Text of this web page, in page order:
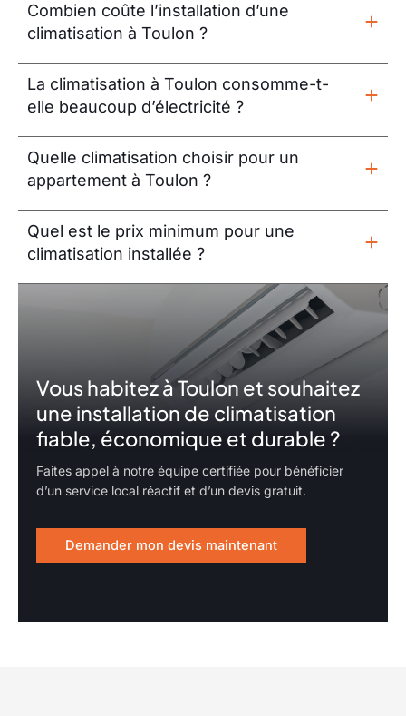
Combien coûte l’installation d’une
climatisation à Toulon ?
La climatisation à Toulon consomme-t-
elle beaucoup d’électricité ?
Quelle climatisation choisir pour un
appartement à Toulon ?
Quel est le prix minimum pour une
climatisation installée ?
Vous habitez à Toulon et souhaitez
une installation de climatisation
fiable, économique et durable ?
Faites appel à notre équipe certifiée pour bénéficier
d’un service local réactif et d’un devis gratuit.
Demander mon devis maintenant